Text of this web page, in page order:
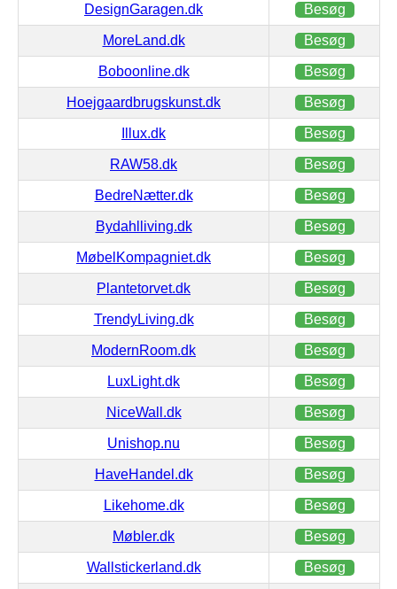
DesignGaragen.dk Besøg
MoreLand.dk Besøg
Boboonline.dk Besøg
Hoejgaardbrugskunst.dk Besøg
Illux.dk Besøg
RAW58.dk Besøg
BedreNætter.dk Besøg
Bydahlliving.dk Besøg
MøbelKompagniet.dk Besøg
Plantetorvet.dk Besøg
TrendyLiving.dk Besøg
ModernRoom.dk Besøg
LuxLight.dk Besøg
NiceWall.dk Besøg
Unishop.nu Besøg
HaveHandel.dk Besøg
Likehome.dk Besøg
Møbler.dk Besøg
Wallstickerland.dk Besøg